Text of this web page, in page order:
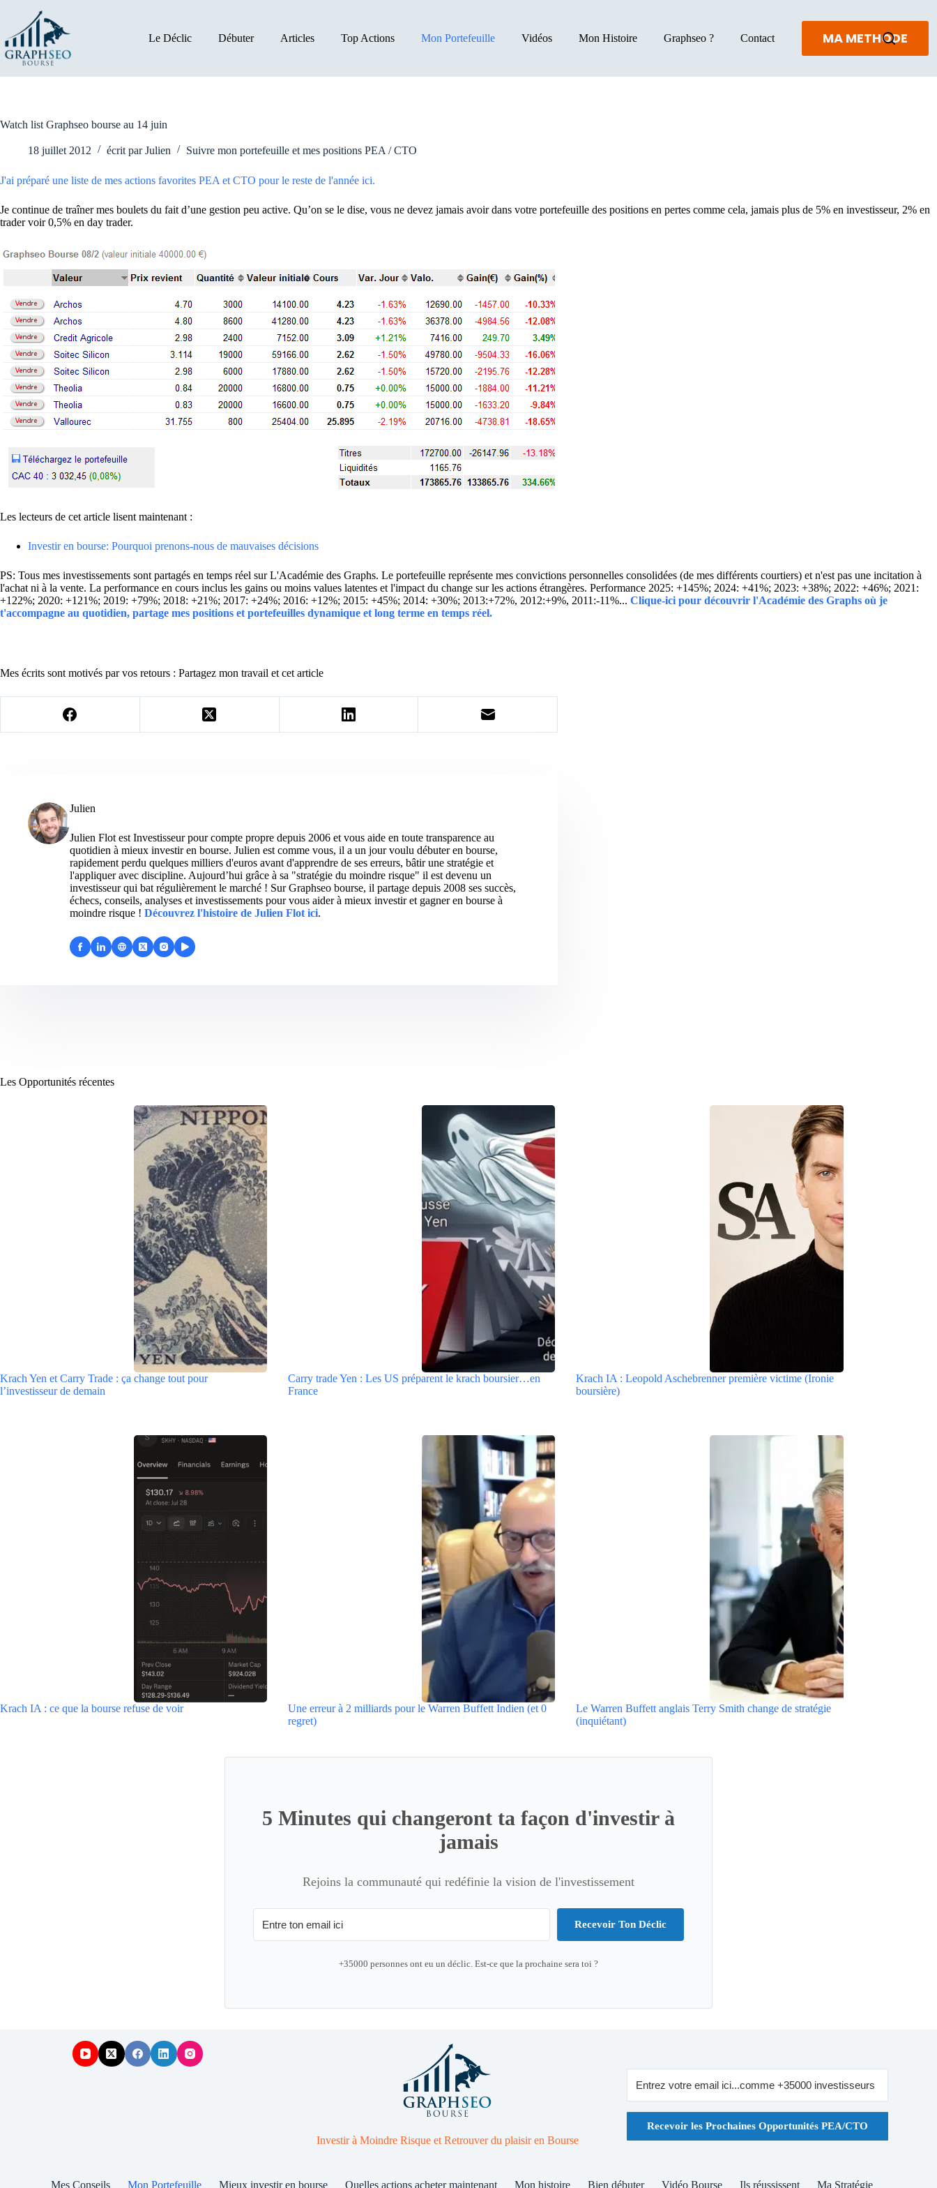
contenu
Le Déclic Débuter Articles Top Actions Mon Portefeuille Vidéos Mon Histoire Graphseo ? Contact MA METHODE
Watch list Graphseo bourse au 14 juin
18 juillet 2012 écrit par Julien Suivre mon portefeuille et mes positions PEA / CTO
J'ai préparé une liste de mes actions favorites PEA et CTO pour le reste de l'année ici.
Je continue de traîner mes boulets du fait d’une gestion peu active. Qu’on se le dise, vous ne devez jamais avoir dans votre portefeuille des positions en pertes comme cela, jamais plus de 5% en investisseur, 2% en
trader voir 0,5% en day trader.
Les lecteurs de cet article lisent maintenant :
Investir en bourse: Pourquoi prenons-nous de mauvaises décisions
PS: Tous mes investissements sont partagés en temps réel sur L'Académie des Graphs. Le portefeuille représente mes convictions personnelles consolidées (de mes différents courtiers) et n'est pas une incitation à
l'achat ni à la vente. La performance en cours inclus les gains ou moins values latentes et l'impact du change sur les actions étrangères. Performance 2025: +145%; 2024: +41%; 2023: +38%; 2022: +46%; 2021:
+122%; 2020: +121%; 2019: +79%; 2018: +21%; 2017: +24%; 2016: +12%; 2015: +45%; 2014: +30%; 2013:+72%, 2012:+9%, 2011:-11%... Clique-ici pour découvrir l'Académie des Graphs où je
t'accompagne au quotidien, partage mes positions et portefeuilles dynamique et long terme en temps réel.
Mes écrits sont motivés par vos retours : Partagez mon travail et cet article
Julien
Julien Flot est Investisseur pour compte propre depuis 2006 et vous aide en toute transparence au
quotidien à mieux investir en bourse. Julien est comme vous, il a un jour voulu débuter en bourse,
rapidement perdu quelques milliers d'euros avant d'apprendre de ses erreurs, bâtir une stratégie et
l'appliquer avec discipline. Aujourd’hui grâce à sa "stratégie du moindre risque" il est devenu un
investisseur qui bat régulièrement le marché ! Sur Graphseo bourse, il partage depuis 2008 ses succès,
échecs, conseils, analyses et investissements pour vous aider à mieux investir et gagner en bourse à
moindre risque ! Découvrez l'histoire de Julien Flot ici.
Les Opportunités récentes
Krach Yen et Carry Trade : ça change tout pour
l’investisseur de demain
Carry trade Yen : Les US préparent le krach boursier…en
France
Krach IA : Leopold Aschebrenner première victime (Ironie
boursière)
Krach IA : ce que la bourse refuse de voir
Une erreur à 2 milliards pour le Warren Buffett Indien (et 0
regret)
Le Warren Buffett anglais Terry Smith change de stratégie
(inquiétant)
5 Minutes qui changeront ta façon d'investir à
jamais
Rejoins la communauté qui redéfinie la vision de l'investissement
Recevoir Ton Déclic
+35000 personnes ont eu un déclic. Est-ce que la prochaine sera toi ?
Investir à Moindre Risque et Retrouver du plaisir en Bourse
Recevoir les Prochaines Opportunités PEA/CTO
Mes Conseils Mon Portefeuille Mieux investir en bourse Quelles actions acheter maintenant Mon histoire Bien débuter Vidéo Bourse Ils réussissent Ma Stratégie